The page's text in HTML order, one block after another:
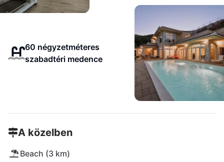
60 négyzetméteres
szabadtéri medence
A közelben
Beach (3 km)